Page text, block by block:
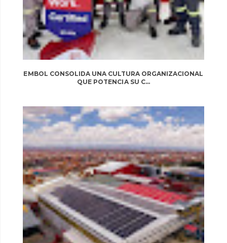
EMBOL CONSOLIDA UNA CULTURA ORGANIZACIONAL
QUE POTENCIA SU C...